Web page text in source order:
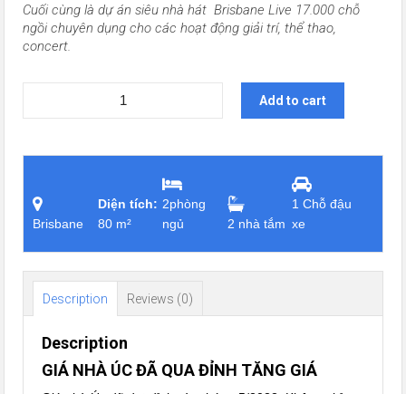
Cuối cùng là dự án siêu nhà hát Brisbane Live 17.000 chỗ
ngồi chuyên dụng cho các hoạt động giải trí, thể thao,
concert.
Add to cart
Brisbane
Diện tích:
80 m²
2phòng
ngủ
2 nhà tắm
1 Chỗ đậu
xe
Description Reviews (0)
Description
GIÁ NHÀ ÚC ĐÃ QUA ĐỈNH TĂNG GIÁ